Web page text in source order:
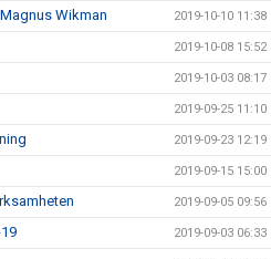
Wikman 2019-10-10 11:38
2019-10-08 15:52
2019-10-03 08:17
2019-09-25 11:10
2019-09-23 12:19
2019-09-15 15:00
2019-09-05 09:56
2019-09-03 06:33